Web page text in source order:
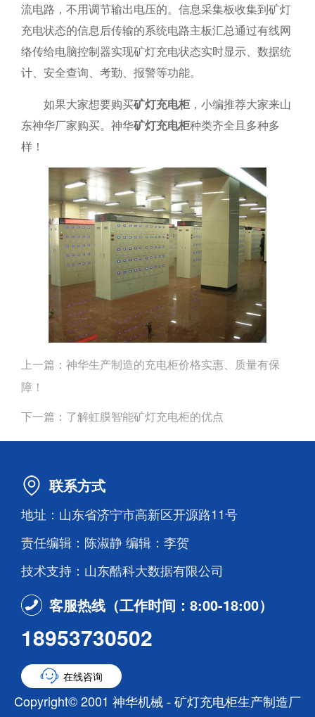
流电路，不用调节输出电压的。信息采集板收集到矿灯
充电状态的信息后传输的系统电路主板汇总通过有线网
络传给电脑控制器实现矿灯充电状态实时显示、数据统
计、安全查询、考勤、报警等功能。
如果大家想要购买矿灯充电柜，小编推荐大家来山
东神华厂家购买。神华矿灯充电柜种类齐全且多种多
样！
上一篇： 神华生产制造的充电柜价格实惠、质量有保
障！
下一篇： 了解虹膜智能矿灯充电柜的优点
联系方式
地址：山东省济宁市高新区开源路11号
责任编辑：陈淑静 编辑：李贺
技术支持：山东酷科大数据有限公司
客服热线（工作时间：8:00-18:00）
18953730502
在线咨询
Copyright© 2001 神华机械 - 矿灯充电柜生产制造厂